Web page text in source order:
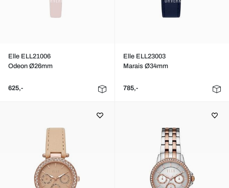
Elle ELL21006
Odeon Ø26mm
625,-
Elle ELL23003
Marais Ø34mm
785,-